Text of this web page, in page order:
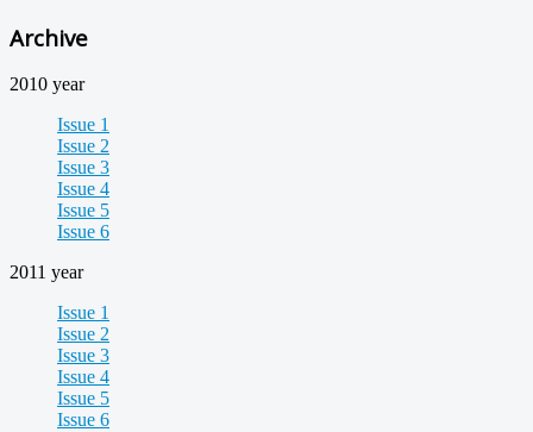
Archive
2010 year
Issue 1
Issue 2
Issue 3
Issue 4
Issue 5
Issue 6
2011 year
Issue 1
Issue 2
Issue 3
Issue 4
Issue 5
Issue 6